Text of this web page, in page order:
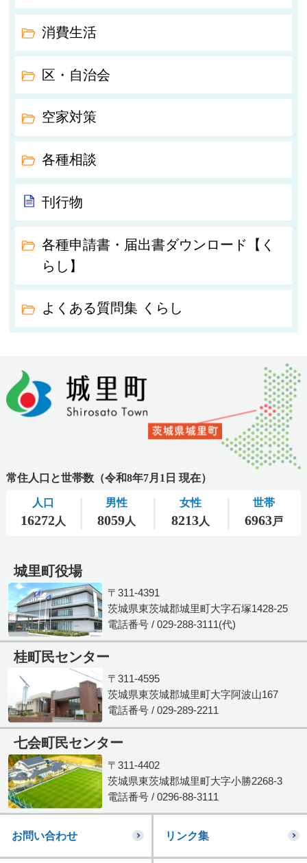
消費生活
区・自治会
空家対策
各種相談
刊行物
各種申請書・届出書ダウンロード【く
らし】
よくある質問集 くらし
城里町役場
〒311-4391
茨城県東茨城郡城里町大字石塚1428-25
電話番号 / 029-288-3111(代)
桂町民センター
〒311-4595
茨城県東茨城郡城里町大字阿波山167
電話番号 / 029-289-2211
七会町民センター
〒311-4402
茨城県東茨城郡城里町大字小勝2268-3
電話番号 / 0296-88-3111
お問い合わせ リンク集